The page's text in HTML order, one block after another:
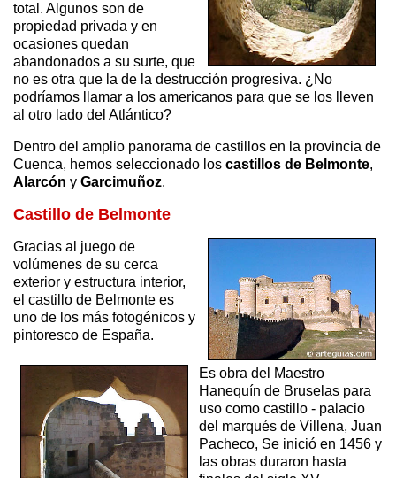
total. Algunos son de
propiedad privada y en
ocasiones quedan
abandonados a su surte, que
no es otra que la de la destrucción progresiva. ¿No
podríamos llamar a los americanos para que se los lleven
al otro lado del Atlántico?
Dentro del amplio panorama de castillos en la provincia de
Cuenca, hemos seleccionado los castillos de Belmonte,
Alarcón y Garcimuñoz.
Castillo de Belmonte
Gracias al juego de
volúmenes de su cerca
exterior y estructura interior,
el castillo de Belmonte es
uno de los más fotogénicos y
pintoresco de España.
Es obra del Maestro
Hanequín de Bruselas para
uso como castillo - palacio
del marqués de Villena, Juan
Pacheco, Se inició en 1456 y
las obras duraron hasta